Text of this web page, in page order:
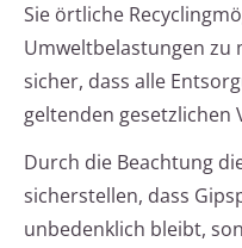
Sie örtliche
Umweltbelastungen zu
sicher, dass alle
geltenden
Durch die Beachtung
sicherstellen, dass
unbedenklich bleibt,